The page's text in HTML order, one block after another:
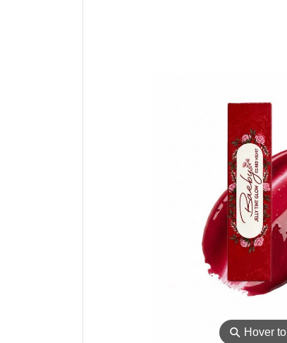
⚲ Hover